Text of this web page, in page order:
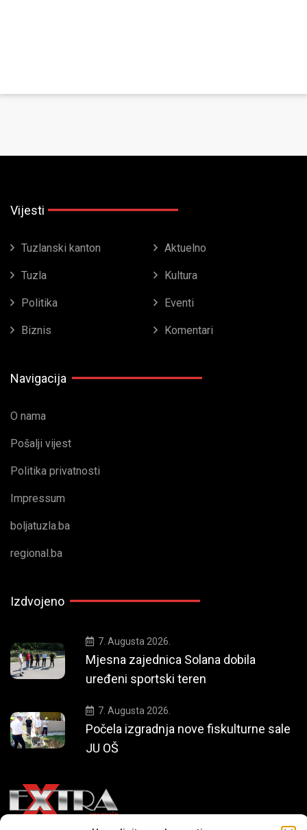
Vijesti
Tuzlanski kanton Aktuelno
Tuzla Kultura
Politika Eventi
Biznis Komentari
Navigacija
O nama
Pošalji vijest
Politika privatnosti
Impressum
boljatuzla.ba
regional.ba
Izdvojeno
7. Augusta 2026.
Mjesna zajednica Solana dobila
uređeni sportski teren
7. Augusta 2026.
Počela izgradnja nove fiskulturne sale
JU OŠ